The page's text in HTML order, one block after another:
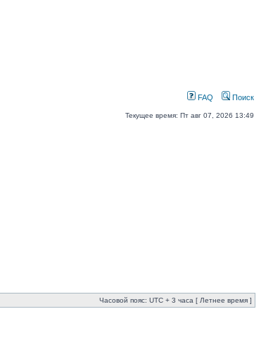
FAQ Поиск
Текущее время: Пт авг 07, 2026 13:49
Часовой пояс: UTC + 3 часа [ Летнее время ]